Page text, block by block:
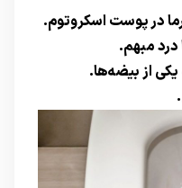
در پوست اسکروتوم.
مبهم.
یکی از بیضه‌ها.
.